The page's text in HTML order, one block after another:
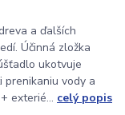
a ďalších
Účinná zložka
ukotvuje
vody a
exterié... celý popis